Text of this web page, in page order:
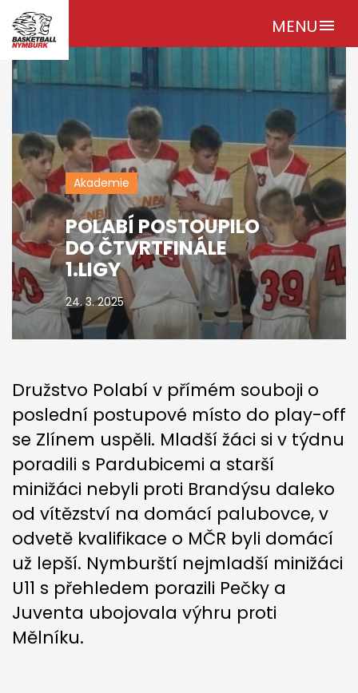
MENUmenu
Akademie
POLABÍ POSTOUPILO
DO ČTVRTFINÁLE
1.LIGY
24. 3. 2025
Družstvo Polabí v přímém souboji o
poslední postupové místo do play-off
se Zlínem uspěli. Mladší žáci si v týdnu
poradili s Pardubicemi a starší
minižáci nebyli proti Brandýsu daleko
od vítězství na domácí palubovce, v
odvetě kvalifikace o MČR byli domácí
už lepší. Nymburští nejmladší minižáci
U11 s přehledem porazili Pečky a
Juventa ubojovala výhru proti
Mělníku.